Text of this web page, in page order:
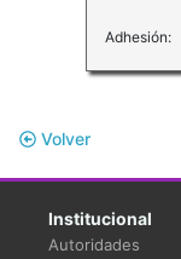
Adhesión:
Volver
Institucional
Autoridades